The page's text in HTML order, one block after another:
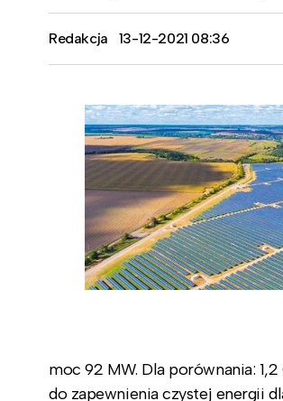
Redakcja 13-12-2021 08:36
moc 92 MW. Dla porównania:
do zapewnienia czystej energii